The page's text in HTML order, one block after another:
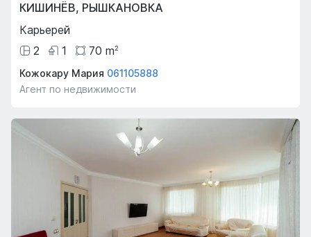
КИШИНЁВ, РЫШКАНОВКА
Карьерей
2
1 70 m2
Кожокару Мария 061105888
Агент по недвижимости